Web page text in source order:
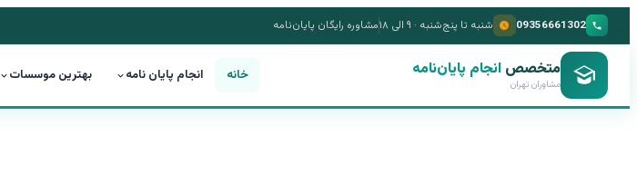
09356661302 شنبه تا پنج‌شنبه · ۹ الی ۱۸ مشاوره رایگان پایان‌نامه
متخصص انجام پایان‌نامه
مشاوران تهران خانه انجام پایان نامه بهترین موسسات